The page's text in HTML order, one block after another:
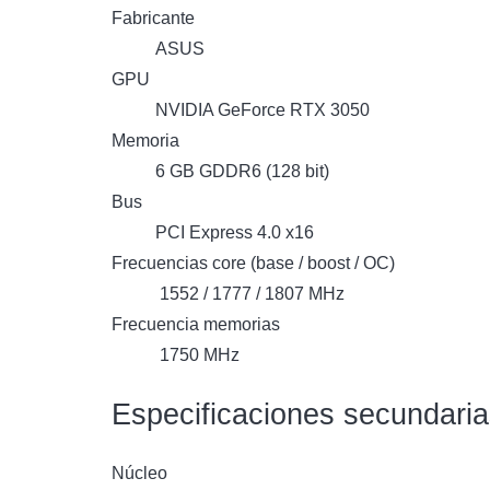
Fabricante
ASUS
GPU
NVIDIA GeForce RTX 3050
Memoria
6 GB GDDR6 (128 bit)
Bus
PCI Express 4.0 x16
Frecuencias core (base / boost / OC)
1552 / 1777 / 1807 MHz
Frecuencia memorias
1750 MHz
Especificaciones
Núcleo